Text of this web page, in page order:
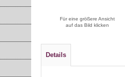
Für eine größere Ansicht
auf das Bild klicken
Details